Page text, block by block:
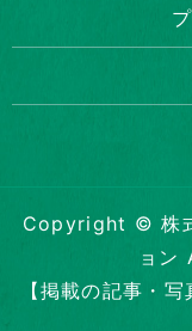
Copyright © 株式
ョン
【掲載の記事・